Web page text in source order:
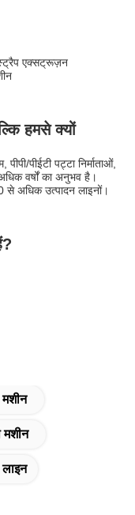
एक्सट्रूज़न
हमसे क्यों
पीईटी पट्टा निर्माताओं,
वर्षों का अनुभव है।
अधिक उत्पादन लाइनों।
मशीन
मशीन
लाइन